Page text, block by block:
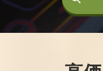
120,000
ニンジャマスタ